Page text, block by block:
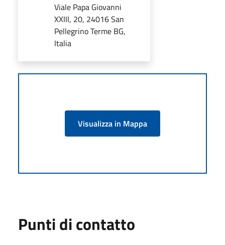
Viale Papa Giovanni
XXIII, 20, 24016 San
Pellegrino Terme BG,
Italia
Visualizza in Mappa
Punti di contatto